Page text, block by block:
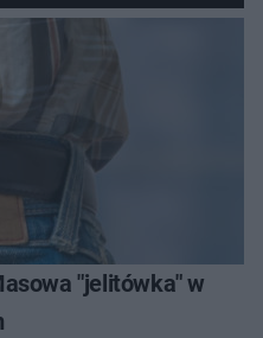
"jelitówka" w